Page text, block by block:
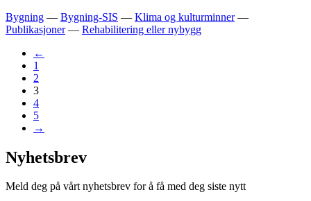
Bygning — Bygning-SIS — Klima og kulturminner —
Publikasjoner — Rehabilitering eller nybygg
←
1
2
3
4
5
→
Nyhetsbrev
Meld deg på vårt nyhetsbrev for å få med deg siste nytt